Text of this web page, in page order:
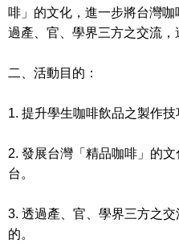
啡」的文化，進一步將台灣
過產、官、學界三方之交流，
二、活動目的：
1. 提升學生咖啡飲品之製作技
2. 發展台灣「精品咖啡」的
台。
3. 透過產、官、學界三方之
的。